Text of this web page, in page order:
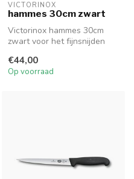
VICTORINOX
hammes 30cm zwart
Victorinox hammes 30cm
zwart voor het fijnsnijden
ha...
€44,00
Op voorraad